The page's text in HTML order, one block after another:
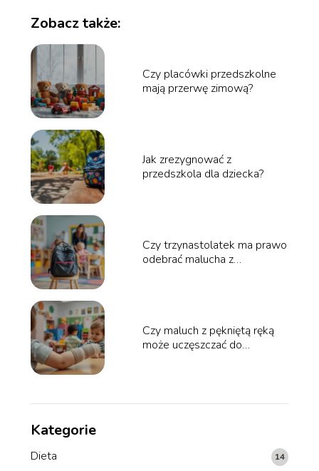
Zobacz także:
Czy placówki przedszkolne
mają przerwę zimową?
Jak zrezygnować z
przedszkola dla dziecka?
Czy trzynastolatek ma prawo
odebrać malucha z
Czy maluch z pękniętą ręką
może uczęszczać do
Kategorie
Dieta 14